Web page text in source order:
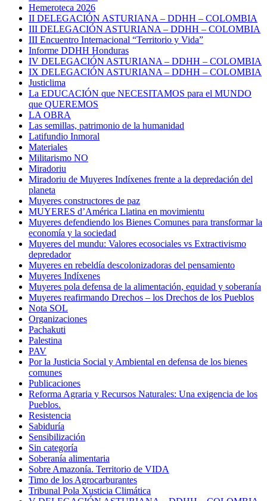
Hemeroteca 2026
II DELEGACIÓN ASTURIANA – DDHH – COLOMBIA
III DELEGACIÓN ASTURIANA – DDHH – COLOMBIA
III Encuentro Internacional “Territorio y Vida”
Informe DDHH Honduras
IV DELEGACIÓN ASTURIANA – DDHH – COLOMBIA
IX DELEGACIÓN ASTURIANA – DDHH – COLOMBIA
Justiclima
La EDUCACIÓN que NECESITAMOS para el MUNDO
que QUEREMOS
LA OBRA
Las semillas, patrimonio de la humanidad
Latifundio Inmoral
Materiales
Militarismo NO
Miradoriu
Miradoriu de Muyeres Indíxenes frente a la depredación del
planeta
Muyeres constructores de paz
MUYERES d’América Llatina en movimientu
Muyeres defendiendo los Bienes Comunes para transformar la
economía y la sociedad
Muyeres del mundu: Valores ecosociales vs Extractivismo
depredador
Muyeres en rebeldía descolonizadoras del pensamiento
Muyeres Indíxenes
Muyeres pola defensa de la alimentación, equidad y soberanía
Muyeres reafirmando Drechos – los Drechos de los Pueblos
Nota SOL
Organizaciones
Pachakuti
Palestina
PAV
Por la Justicia Social y Ambiental en defensa de los bienes
comunes
Publicaciones
Reforma Agraria y Recursos Naturales: Una exigencia de los
Pueblos.
Resistencia
Sabiduría
Sensibilización
Sin categoría
Soberanía alimentaria
Sobre Amazonía. Territorio de VIDA
Timo de los Agrocarburantes
Tribunal Pola Xusticia Climática